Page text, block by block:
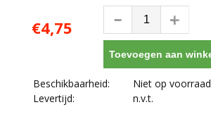
€4,75
Toevoegen aan
Beschikbaarheid:
Niet op voorraad
Levertijd:
n.v.t.